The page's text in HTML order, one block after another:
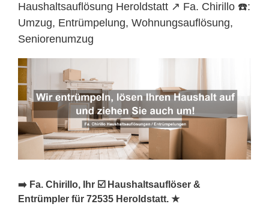
Haushaltsauflösung Heroldstatt ↗️ Fa. Chirillo ☎️:
Umzug, Entrümpelung, Wohnungsauflösung,
Seniorenumzug
➡️ Fa. Chirillo, Ihr ☑️ Haushaltsauflöser &
Entrümpler für 72535 Heroldstatt. ★